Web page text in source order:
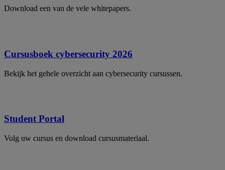
Download een van de vele whitepapers.
Cursusboek cybersecurity 2026
Bekijk het gehele overzicht aan cybersecurity cursussen.
Student Portal
Volg uw cursus en download cursusmateriaal.